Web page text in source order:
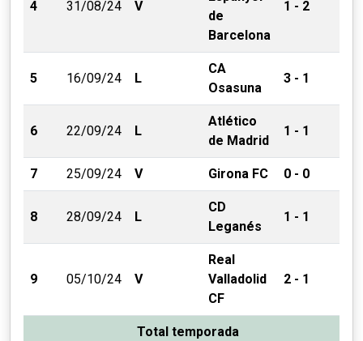
4 31/08/24 V
de
Barcelona
1 - 2
5 16/09/24 L
CA
Osasuna
3 - 1
6 22/09/24 L
Atlético
de Madrid
1 - 1
7 25/09/24 V Girona FC 0 - 0
8 28/09/24 L
CD
Leganés
1 - 1
9 05/10/24 V
Real
Valladolid
CF
2 - 1
Total temporada